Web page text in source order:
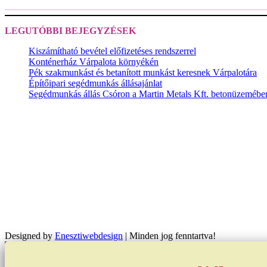
LEGUTÓBBI BEJEGYZÉSEK
Kiszámítható bevétel előfizetéses rendszerrel
Konténerház Várpalota környékén
Pék szakmunkást és betanított munkást keresnek Várpalotára
Építőipari segédmunkás állásajánlat
Segédmunkás állás Csóron a Martin Metals Kft.
Designed by Enesztiwebdesign | Minden jog fenntartva!